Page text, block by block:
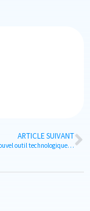
ARTICLE SUIVANT
FCM lance son nouvel outil technologique, la FCM Platform !